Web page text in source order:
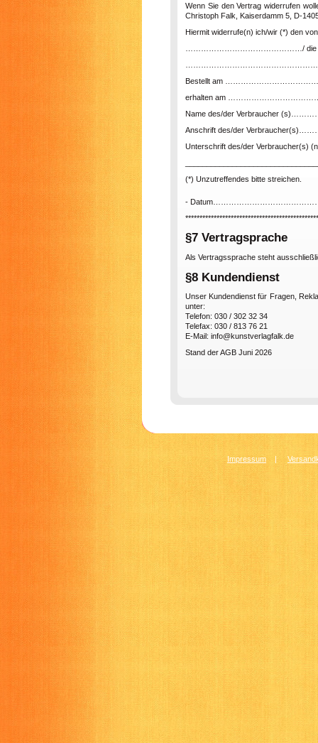
Wenn Sie den Vertrag widerrufen
Christoph Falk, Kaiserdamm 5, D-
Hiermit widerrufe(n) ich/wir (*) den
………………………………………/ die
Bestellt am
erhalten am
Name des/der Verbraucher
Anschrift des/der
Unterschrift des/der Verbraucher(s)
(*) Unzutreffendes bitte streichen.
-
§7 Vertragsprache
Als Vertragssprache steht
§8 Kundendienst
Unser Kundendienst für Fragen,
unter:
Telefon: 030 / 302 32 34
Telefax: 030 / 813 76 21
E-Mail: info@kunstverlagfalk.de
Stand der AGB Juni 2026
Impressum |